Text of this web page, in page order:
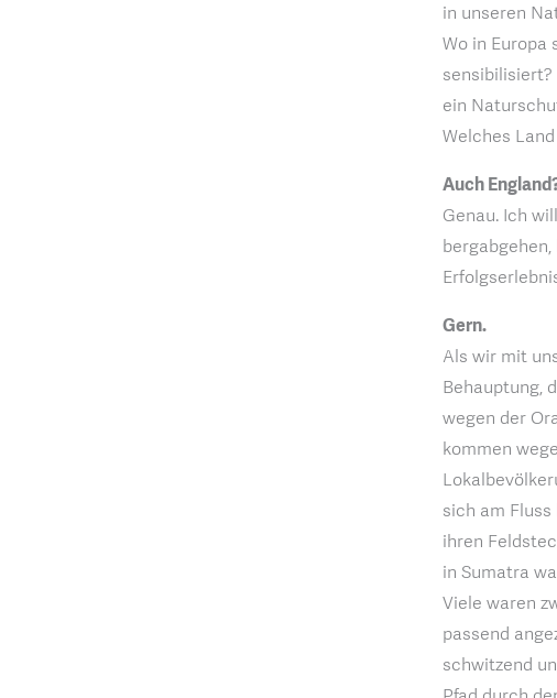
in unseren
Wo in
sensibilisiert?
ein
Welches
Auch
Genau. Ich
Gern.
Als wir mit
Behauptung,
wegen der
kommen
sich am
ihren
in Sumatra
Viele waren
passend
schwitzend